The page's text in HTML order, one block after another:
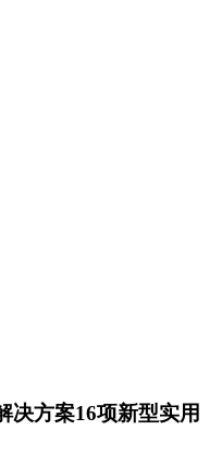
决方案16项新型实用